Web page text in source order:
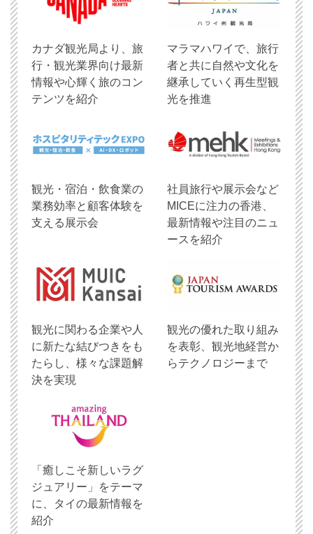
​カナダ観光局より、旅
行・観光業界向け最新
情報や心輝く旅のコン
テンツを紹介
マラマハワイで、旅行
者と共に自然や文化を
継承していく再生型観
光を推進
観光・宿泊・飲食業の
業務効率と顧客体験を
支える展示会
社員旅行や展示会など
MICEに注力の香港、
最新情報や注目のニュ
ースを紹介
観光に関わる企業や人
に新たな結びつきをも
たらし、様々な課題解
決を実現
観光の優れた取り組み
を表彰、観光地経営か
らテクノロジーまで
「癒しこそ新しいラグ
ジュアリー」をテーマ
に、タイの最新情報を
紹介